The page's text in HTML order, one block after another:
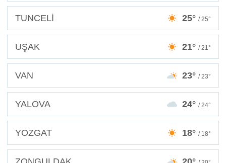
TUNCELİ 25° / 25°
UŞAK 21° / 21°
VAN 23° / 23°
YALOVA 24° / 24°
YOZGAT 18° / 18°